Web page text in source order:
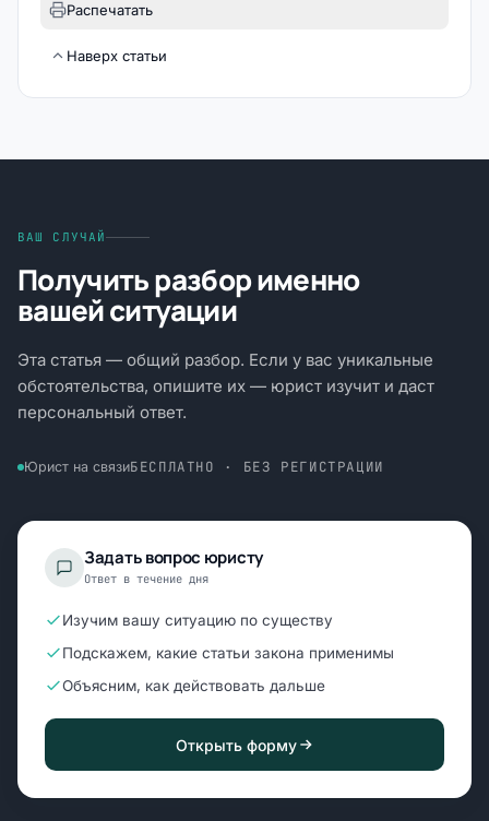
Распечатать
Наверх статьи
ВАШ СЛУЧАЙ
Получить разбор именно
вашей ситуации
Эта статья — общий разбор. Если у вас уникальные
обстоятельства, опишите их — юрист изучит и даст
персональный ответ.
Юрист на связиБЕСПЛАТНО · БЕЗ РЕГИСТРАЦИИ
Задать вопрос юристу
Ответ в течение дня
Изучим вашу ситуацию по существу
Подскажем, какие статьи закона применимы
Объясним, как действовать дальше
Открыть форму